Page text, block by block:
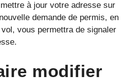
à jour votre adresse sur
demande de permis, en
vous permettra de signaler
modifier